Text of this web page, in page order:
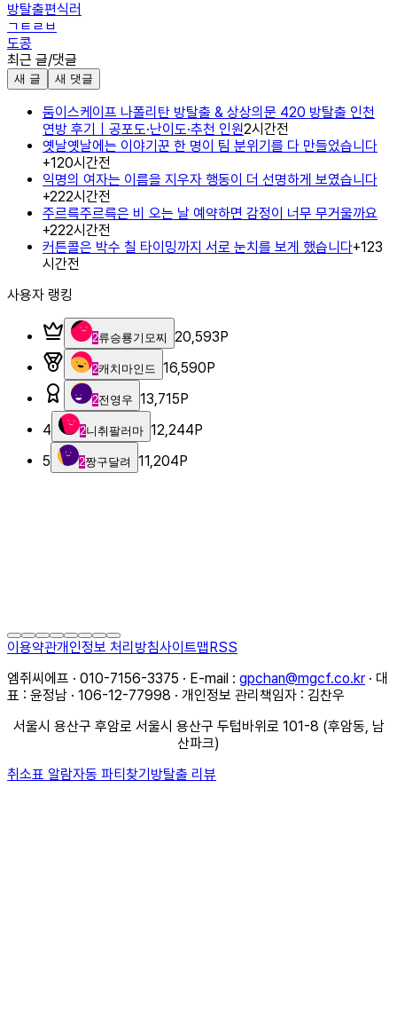
방탈출편식러
ㄱㅌㄹㅂ
도콩
최근 글/댓글
새 글 새 댓글
둠이스케이프 나폴리탄 방탈출 & 상상의문 420 방탈출 인천
연방 후기｜공포도·난이도·추천 인원2시간전
옛날옛날에는 이야기꾼 한 명이 팀 분위기를 다 만들었습니다
+120시간전
익명의 여자는 이름을 지우자 행동이 더 선명하게 보였습니다
+222시간전
주르륵주르륵은 비 오는 날 예약하면 감정이 너무 무거울까요
+222시간전
커튼콜은 박수 칠 타이밍까지 서로 눈치를 보게 했습니다+123
시간전
사용자 랭킹
2류승룡기모찌 20,593P
2캐치마인드 16,590P
2전영우 13,715P
4
2니취팔러마 12,244P
5
2짱구달려 11,204P
이용약관개인정보 처리방침사이트맵RSS
엠쥐씨에프 · 010-7156-3375 · E-mail : gpchan@mgcf.co.kr · 대
표 : 윤정남 · 106-12-77998 · 개인정보 관리책임자 : 김찬우
서울시 용산구 후암로 서울시 용산구 두텁바위로 101-8 (후암동, 남
산파크)
취소표 알람자동 파티찾기방탈출 리뷰